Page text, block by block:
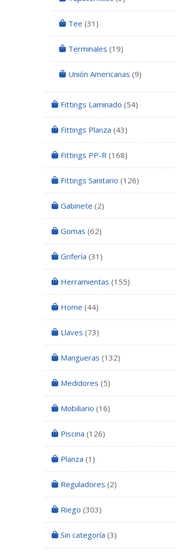
Tee (31)
Terminales (19)
Unión Americanas (9)
Fittings Laminado (54)
Fittings Planza (43)
Fittings PP-R (168)
Fittings Sanitario (126)
Gabinete (2)
Gomas (62)
Grifería (31)
Herramientas (155)
Home (44)
Llaves (73)
Mangueras (132)
Medidores (5)
Mobiliario (16)
Piscina (126)
Planza (1)
Reguladores (2)
Riego (303)
Sin categoría (3)